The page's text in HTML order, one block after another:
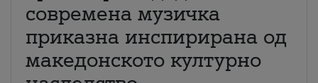
современа музичка
приказна инспирирана од
македонското културно